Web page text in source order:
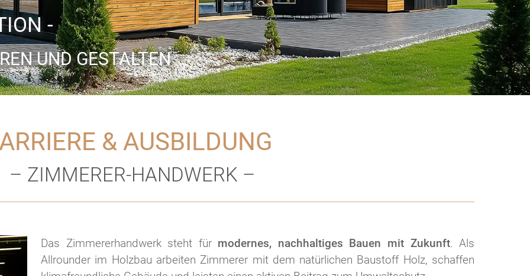
-
UND GESTALTEN
NATUR
-
UND GESTALTEN
NATUR
& AUSBILDUNG
– ZIMMERER-HANDWERK –
Das Zimmererhandwerk steht für modernes, nachhaltiges Bauen mit Zukunft. Als
Allrounder im Holzbau arbeiten Zimmerer mit dem natürlichen Baustoff Holz, schaffen